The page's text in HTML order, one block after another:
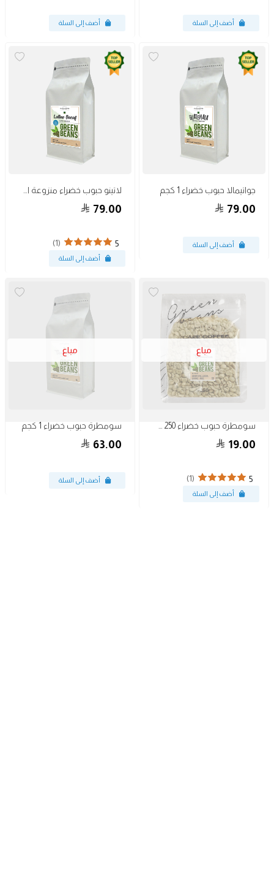
جواتيمالا حبوب خضراء 1 كجم
79.00
79.00
5
(1)
19.00
5
(1)
مباع
سومطرة حبوب خضراء 1 كجم
63.00
مباع